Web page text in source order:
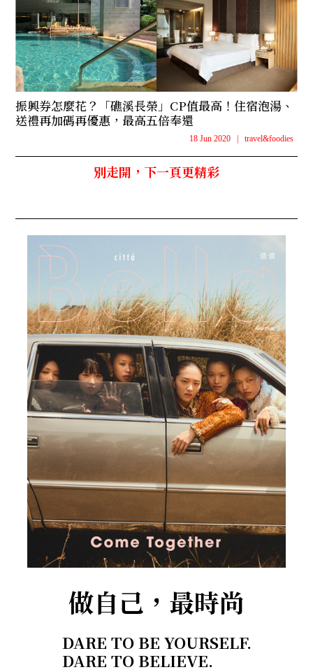
振興券怎麼花？「礁溪長榮」CP值最高！住宿泡湯、
送禮再加碼再優惠，最高五倍奉還
18 Jun 2020 | travel&foodies
別走開，下一頁更精彩
做自己，最時尚
DARE TO BE YOURSELF.
DARE TO BELIEVE.